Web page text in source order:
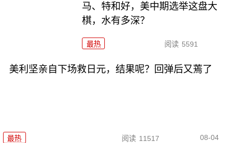
马、特和好，美中期选举这盘大
棋，水有多深？
最热 阅读 5591
美利坚亲自下场救日元，结果呢？回弹后又蔫了
最热 阅读 11517 08-04